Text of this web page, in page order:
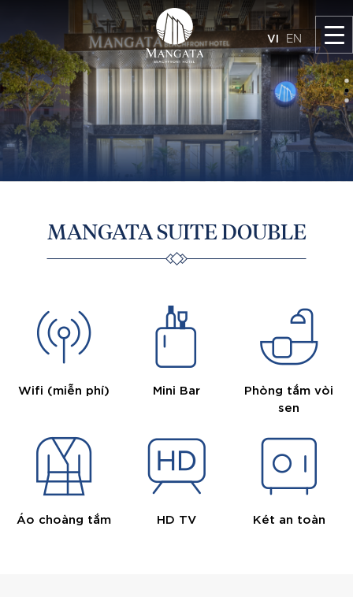
VI EN
MANGATA SUITE DOUBLE
Wifi (miễn phí) Mini Bar
Phòng tắm vòi
sen
Áo choàng tắm HD TV Két an toàn